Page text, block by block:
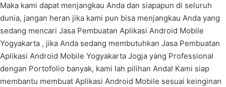
Maka kami dapat menjangkau Anda dan siapapun di seluruh
dunia, jangan heran jika kami pun bisa menjangkau Anda yang
sedang mencari Jasa Pembuatan Aplikasi Android Mobile
Yogyakarta , jika Anda sedang membutuhkan Jasa Pembuatan
Aplikasi Android Mobile Yogyakarta Jogja yang Professional
dengan Portofolio banyak, kami lah pilihan Anda! Kami siap
membantu membuat Aplikasi Android Mobile sesuai keinginan